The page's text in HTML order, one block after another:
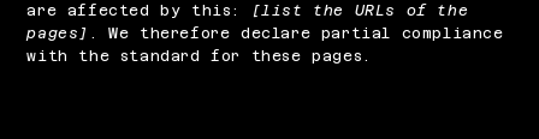
are affected by this:
[list the URLs of the
pages] . We therefore declare partial compliance
with the standard for these pages.